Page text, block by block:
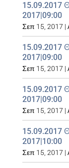
15.09.2017
2017|09:00
Σεπ 15, 2017 |
15.09.2017
2017|09:00
Σεπ 15, 2017 |
15.09.2017
2017|09:00
Σεπ 15, 2017 |
15.09.2017
2017|10:00
Σεπ 15, 2017 |